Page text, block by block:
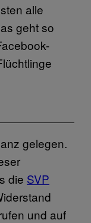
alle
geht so
gelegen.
die SVP
und auf